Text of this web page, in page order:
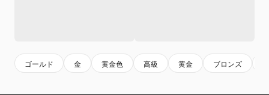
ゴールド 金 黄金色 高級 黄金 ブロンズ